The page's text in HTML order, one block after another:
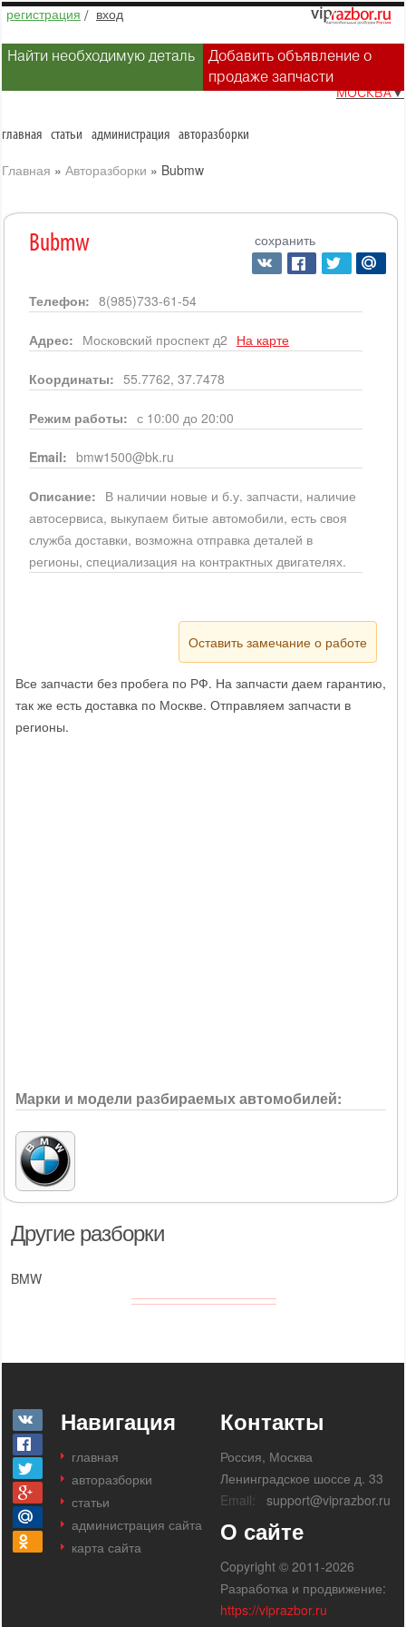
регистрация / вход
Найти необходимую деталь
Добавить объявление о
продаже запчасти
МОСКВА▼
главная статьи администрация авторазборки
Главная » Авторазборки » Bubmw
Другие разборки
BMW
Bubmw сохранить
Телефон: 8(985)733-61-54
Адрес: Московский проспект д2 На карте
Координаты: 55.7762, 37.7478
Режим работы: с 10:00 до 20:00
Email: bmw1500@bk.ru
Описание: В наличии новые и б.у. запчасти, наличие
автосервиса, выкупаем битые автомобили, есть своя
служба доставки, возможна отправка деталей в
регионы, специализация на контрактных двигателях.
Оставить замечание о работе
Все запчасти без пробега по РФ. На запчасти даем гарантию,
так же есть доставка по Москве. Отправляем запчасти в
регионы.
Марки и модели разбираемых автомобилей:
Навигация
главная
авторазборки
статьи
администрация сайта
карта сайта
Контакты
Россия, Москва
Ленинградское шоссе д. 33
Email:
support@viprazbor.ru
О сайте
Copyright © 2011-2026
Разработка и продвижение:
https://viprazbor.ru